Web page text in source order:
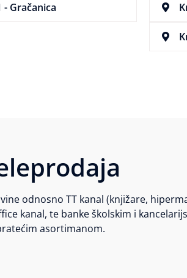
- Gračanica
odnosno TT kanal (knjižare,
kanal, te banke školskim i
asortimanom.